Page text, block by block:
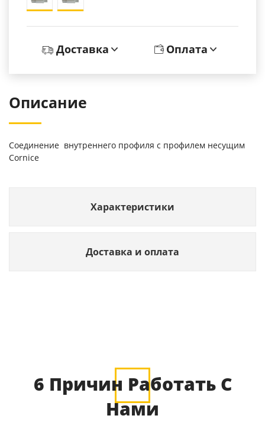
Доставка Оплата
Описание
Соединение внутреннего профиля с профилем несущим
Cornice
Характеристики
Доставка и оплата
6 Причин Работать С
Нами